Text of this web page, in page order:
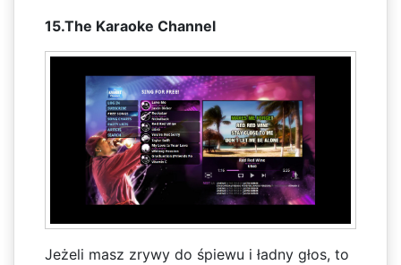
15.The Karaoke Channel
Jeżeli masz zrywy do śpiewu i ładny głos, to